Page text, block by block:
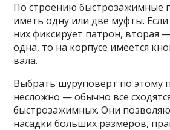
По строению быстрозажимные
иметь одну или две муфты.
них фиксирует патрон, вторая
одна, то на корпусе имеется
вала.
Выбрать шуруповерт по этому
несложно — обычно все
быстрозажимных. Они
насадки больших размеров,